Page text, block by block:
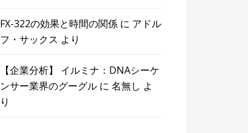
FX-322の効果と時間の関係 に アドル
フ・サックス より
【企業分析】 イルミナ：DNAシーケ
ンサー業界のグーグル に名無し よ
り